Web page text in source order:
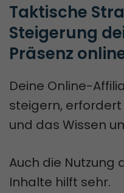
Taktische
Steigerung
Präsenz
Deine Online-
steigern, erfordert
und das Wissen
Auch die Nutzung
Inhalte hilft sehr.